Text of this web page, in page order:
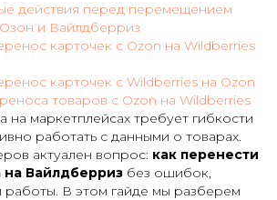
действия перед перемещением
и Вайлдберриз
карточек с Ozon на Wildberries
карточек с Wildberries на Ozon
товаров с Ozon на Wildberries
на маркетплейсах требует гибкости
работать с данными о товарах.
актуален вопрос: как перенести
Вайлдберриз без ошибок,
В этом гайде мы разберем